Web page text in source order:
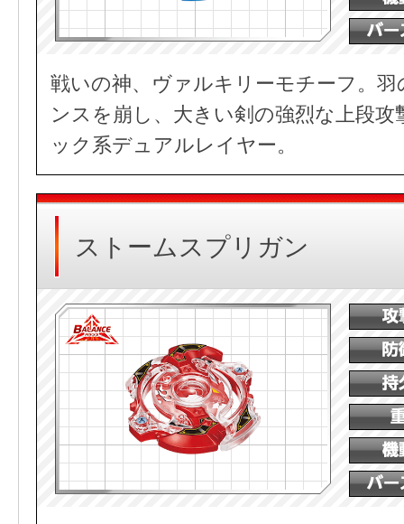
戦いの神、ヴァルキリーモチーフ。
ンスを崩し、大きい剣の強烈な上段
ック系デュアルレイヤー。
ストームスプリガン